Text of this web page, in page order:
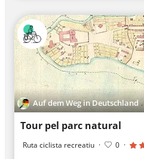
Auf dem Weg in Deutschland
Tour pel parc natural
Ruta ciclista recreatiu · 0 ·